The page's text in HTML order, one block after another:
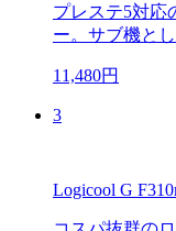
プレステ5対応
ー。サブ機とし
11,480円
3
Logicool G